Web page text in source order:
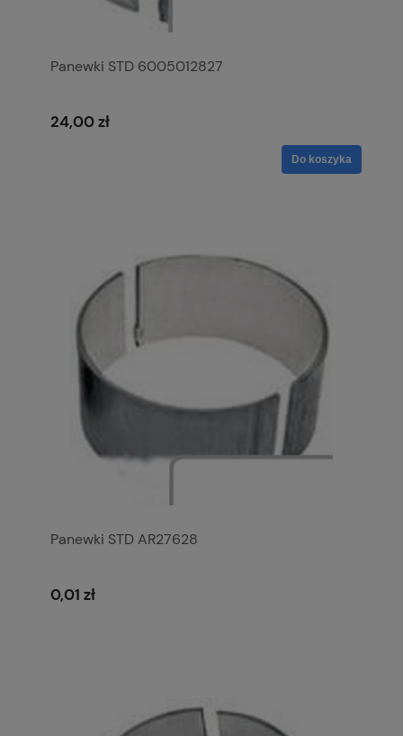
Panewki STD 6005012827
24,00 zł
Do koszyka
Panewki STD AR27628
0,01 zł